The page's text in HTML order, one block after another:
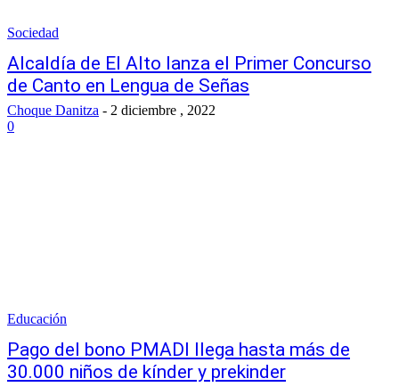
Sociedad
Alcaldía de El Alto lanza el Primer Concurso
de Canto en Lengua de Señas
Choque Danitza - 2 diciembre , 2022
0
Educación
Pago del bono PMADI llega hasta más de
30.000 niños de kínder y prekinder